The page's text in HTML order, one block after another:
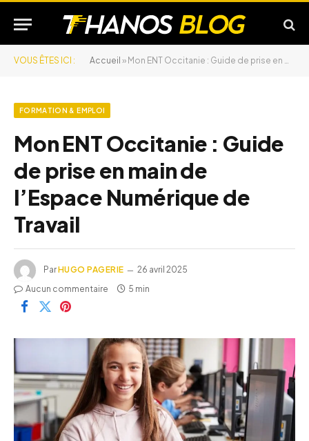
VOUS ÊTES ICI : Accueil » Mon ENT Occitanie : Guide de prise en main de l’Espace Numérique de Travail
FORMATION & EMPLOI
Mon ENT Occitanie : Guide
de prise en main de
l’Espace Numérique de
Travail
ParHUGO PAGERIE
26 avril 2025
Aucun commentaire
5 min